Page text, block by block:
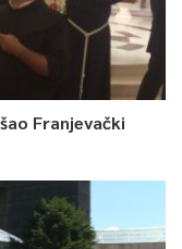
Franjevački